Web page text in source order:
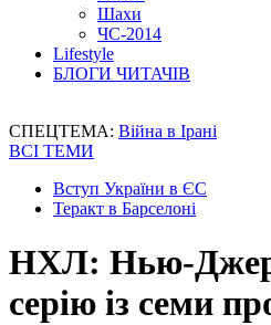
Шахи
ЧС-2014
Lifestyle
БЛОГИ ЧИТАЧІВ
СПЕЦТЕМА: Війна в Ірані
ВСІ ТЕМИ
Вступ України в ЄС
Теракт в Барселоні
НХЛ: Нью-
серію із семи